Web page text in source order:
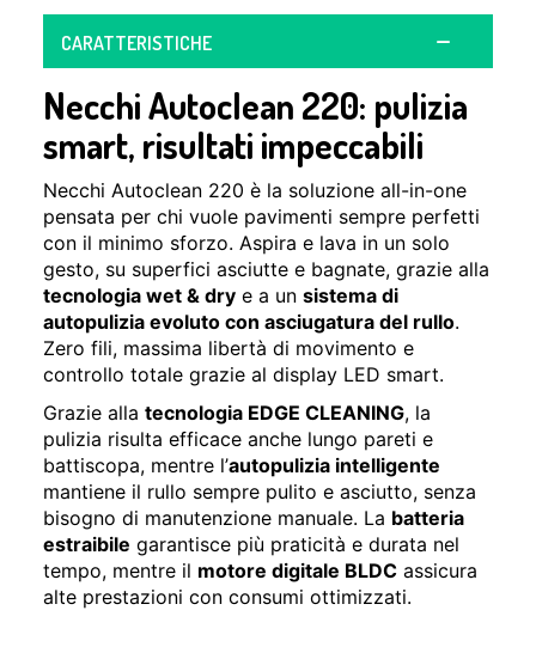
CARATTERISTICHE
Necchi Autoclean 220: pulizia
smart, risultati impeccabili
Necchi Autoclean 220 è la soluzione all-in-one
pensata per chi vuole pavimenti sempre perfetti
con il minimo sforzo. Aspira e lava in un solo
gesto, su superfici asciutte e bagnate, grazie alla
tecnologia wet & dry e a un sistema di
autopulizia evoluto con asciugatura del rullo.
Zero fili, massima libertà di movimento e
controllo totale grazie al display LED smart.
Grazie alla tecnologia EDGE CLEANING, la
pulizia risulta efficace anche lungo pareti e
battiscopa, mentre l’autopulizia intelligente
mantiene il rullo sempre pulito e asciutto, senza
bisogno di manutenzione manuale. La batteria
estraibile garantisce più praticità e durata nel
tempo, mentre il motore digitale BLDC assicura
alte prestazioni con consumi ottimizzati.